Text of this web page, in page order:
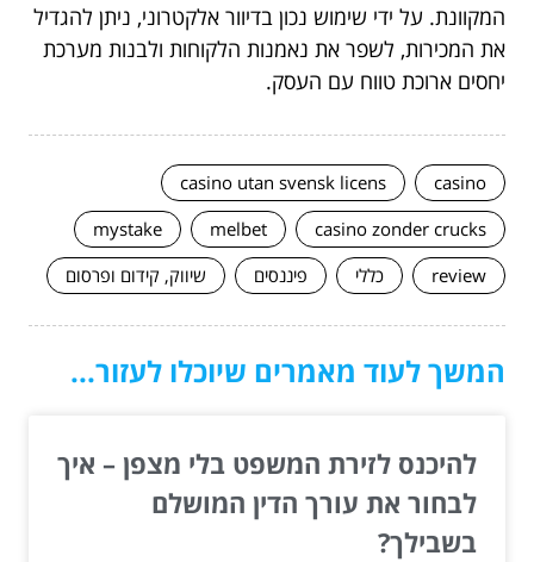
המקוונת. על ידי שימוש נכון בדיוור אלקטרוני, ניתן להגדיל
את המכירות, לשפר את נאמנות הלקוחות ולבנות מערכת
יחסים ארוכת טווח עם העסק.
casino
casino utan svensk licens
casino zonder crucks
melbet
mystake
review
כללי פיננסים שיווק, קידום ופרסום
המשך לעוד מאמרים שיוכלו לעזור...
להיכנס לזירת המשפט בלי מצפן – איך
לבחור את עורך הדין המושלם
בשבילך?